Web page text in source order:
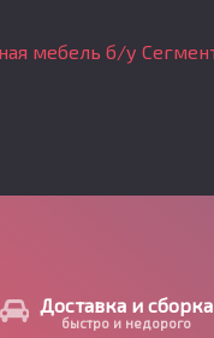
Доставка и сборка
быстро и недорого